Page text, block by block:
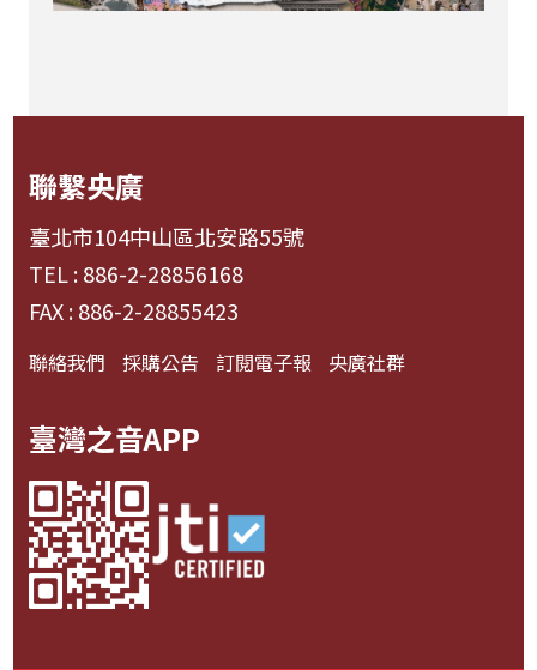
聯繫央廣
臺北市104中山區北安路55號
TEL : 886-2-28856168
FAX : 886-2-28855423
聯絡我們 採購公告 訂閱電子報 央廣社群
臺灣之音APP